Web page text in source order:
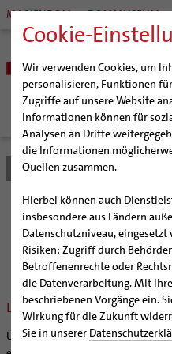
Cookie-
Wir verwenden Cookies, um
personalisieren, Funktionen
Zugriffe auf unsere Website
Informationen können für
Analysen an Dritte
die Informationen
Quellen zusammen.
Hierbei können auch
insbesondere aus Ländern
Datenschutzniveau,
Risiken: Zugriff durch
Betroffenenrechte oder
die Datenverarbeitung. Mit
beschriebenen Vorgänge ein.
Wirkung für die Zukunft
Sie in unserer
MARIENDOM DOMMUSEUM
BISTUM
Bischöfe
Weihbischof Dr. Martin
Bischof em. Norbert Trelle
Weihbischof em. Bongartz
Weihbischof em.
Weihbischof em. Koitz
Bischof em. Dr. Wüstenberg
Generalvikariat
Gremien
Diözesangericht
Gemeindegremien
Pfarrgemeinden
Hildesheimer Dom
Virtueller Rundgang durch
Tausendjähriger Rosenstock
Die Hildesheimer Dommusik
Wallfahrten | Pilgern
Termine Wallfahrten und
Jakobswege im Bistum
Veranstaltungen
Strategieprozess
Jugend
Bistum Hildesheim
der Bischöflichen
Der Dom, ein voller Erfolg
Über 1000 Menschen täglich